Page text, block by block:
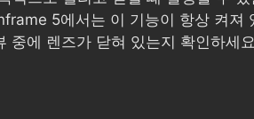
5에서는 이 기능이 항상 켜져
에 렌즈가 닫혀 있는지 확인하세